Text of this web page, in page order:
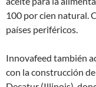
100 por cien natural.
países periféricos.
Innovafeed también
con la construcción